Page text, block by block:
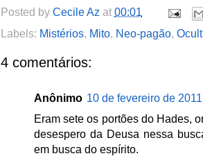
Posted by Cecile Az at 00:01
Labels: Mistérios, Mito, Neo-pagão,
4 comentários:
Anônimo 10 de fevereiro de
Eram sete os portões do Hades,
desespero da Deusa nessa
em busca do espírito.